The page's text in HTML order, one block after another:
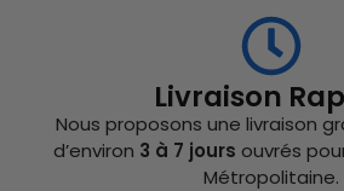
Livraison
Nous proposons une livraison
d’environ 3 à 7 jours ouvrés
Métropolitaine.